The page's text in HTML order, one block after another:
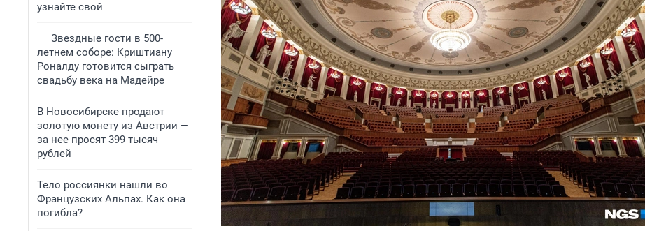
узнайте свой
Звездные гости в 500-
летнем соборе: Криштиану
Роналду готовится сыграть
свадьбу века на Мадейре
В Новосибирске продают
золотую монету из Австрии —
за нее просят 399 тысяч
рублей
Тело россиянки нашли во
Французских Альпах. Как она
погибла?